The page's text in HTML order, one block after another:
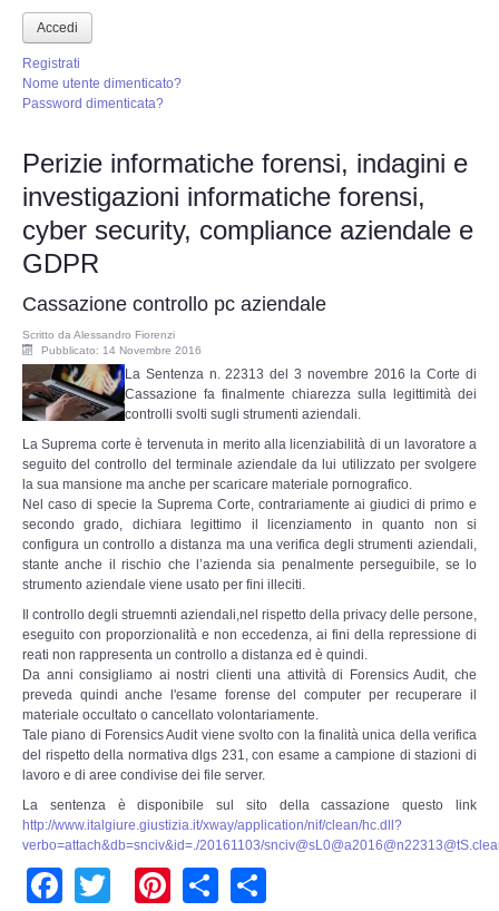
Perizia software spia
Perizia Controllo lavoratori
Perizia DVR
Perizia IoT e IIoT
Perizia Ransomware Malware
Perizia Incidente Stradale
Perizia Data Breach
INDAGINI DIGITALI
Digital Intelligence OSINT
Indagini su computer
Indagini Smartphone,Tablet
Copia/Acquisizione Forense
Bonifiche Digitali
Forensics Readiness
Incident Response
Accedi
Registrati
Nome utente dimenticato?
Password dimenticata?
Perizie informatiche forensi, indagini e
investigazioni informatiche forensi,
cyber security, compliance aziendale e
GDPR
Cassazione controllo pc aziendale
Scritto da Alessandro Fiorenzi
Pubblicato: 14 Novembre 2016
La Sentenza n. 22313 del 3 novembre 2016 la Corte di
Cassazione fa finalmente chiarezza sulla legittimità dei
controlli svolti sugli strumenti aziendali.
La Suprema corte è tervenuta in merito alla licenziabilità di un lavoratore a
seguito del controllo del terminale aziendale da lui utilizzato per svolgere
la sua mansione ma anche per scaricare materiale pornografico.
Nel caso di specie la Suprema Corte, contrariamente ai giudici di primo e
secondo grado, dichiara legittimo il licenziamento in quanto non si
configura un controllo a distanza ma una verifica degli strumenti aziendali,
stante anche il rischio che l’azienda sia penalmente perseguibile, se lo
strumento aziendale viene usato per fini illeciti.
Il controllo degli struemnti aziendali,nel rispetto della privacy delle persone,
eseguito con proporzionalità e non eccedenza, ai fini della repressione di
reati non rappresenta un controllo a distanza ed è quindi.
Da anni consigliamo ai nostri clienti una attività di Forensics Audit, che
preveda quindi anche l'esame forense del computer per recuperare il
materiale occultato o cancellato volontariamente.
Tale piano di Forensics Audit viene svolto con la finalità unica della verifica
del rispetto della normativa dlgs 231, con esame a campione di stazioni di
lavoro e di aree condivise dei file server.
La sentenza è disponibile sul sito della cassazione questo link
http://www.italgiure.giustizia.it/xway/application/nif/clean/hc.dll?
verbo=attach&db=snciv&id=./20161103/snciv@sL0@a2016@
Facebook
TwitterPinterest
Share